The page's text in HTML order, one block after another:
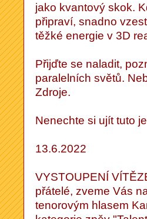
jako kvantový skok.
připraví, snadno
těžké energie v 3D
Přijďte se naladit,
paralelních světů.
Zdroje.
Nenechte si ujít tuto
13.6.2022
VYSTOUPENÍ
přátelé, zveme Vás
tenorovým hlasem